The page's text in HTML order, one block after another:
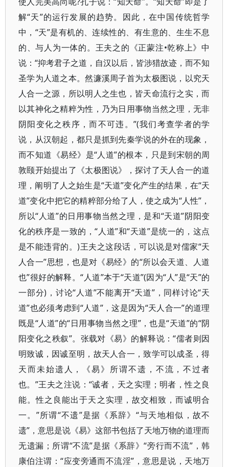
解“天”的运行发展的趋势。因此，在中国传统哲学
中，“天”是有机的、连续性的、有生意的、生生不息
的、与人为一体的。王夫之的《正蒙注•乾称上》中
说：“抑考君子之道，自汉以后，皆涉猎故迹，而不知
圣学为人道之本。然濂溪周子首为太极图说，以究天
人合一之源，所以明人之生也，皆天命流行之实，而
以其神化之精粹为性，乃为日用事物当然之理，无非
阴阳变化之秩序，而不可违。”(我们考查学者的学
说，从汉朝起，都只是抓到先秦学说的外在的现象，
而不知道《易经》是“人道”的根本，只是到宋朝的周
敦颐开始提出了《太极图说》，探讨了天人合一的道
理，阐明了人之始生是“天道”变化产生的结果，在“天
道”变化中把它的精粹部分给了人，使之成为“人性”，
所以“人道”的日用事物当然之理，是和“天道”阴阳变
化的秩序是一致的，“人道”和“天道”是统一的，这点
是不能违背的。)王夫之这段话，可以说是对儒家“天
人合一”思想，也是对《易经》的“所以会天道、人道
也”很好的解释。“人道”本于“天道”(因为“人”是“天”的
一部分)，讨论“人道”不能离开“天道”，同样讨论“天
道”也必须考虑到“人道”，这是因为“天人合一”的道理
既是“人道”的“日用事物当然之理”，也是“天道”的“阴
阳变化之秩叙”。张载对《易》的解释说：“儒者则因
明致诚，因诚至明，故天人合一，致学可以成圣，得
天而未始遗人，《易》所谓不遗，不流，不过者
也。”王夫之注说：“诚者，天之实理；明者，性之良
能。性之良能出于天之实理，故交相致，而诚明合
一。”所谓“不遗”是据《系辞》“与天地相似，故不
遗”，意思是说《易》这部书包括了天地万物的道理而
无遗漏；所谓“不流”是据《系辞》“旁行而不流”，韩
康伯注谓：“应变旁通而不流淫”，意思是说，天地万